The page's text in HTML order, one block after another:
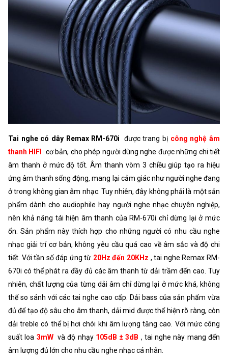
Tai nghe có dây Remax RM-670i được trang bị công nghệ âm
thanh HIFI cơ bản, cho phép người dùng nghe được những chi tiết
âm thanh ở mức độ tốt. Âm thanh vòm 3 chiều giúp tạo ra hiệu
ứng âm thanh sống động, mang lại cảm giác như người nghe đang
ở trong không gian âm nhạc. Tuy nhiên, đây không phải là một sản
phẩm dành cho audiophile hay người nghe nhạc chuyên nghiệp,
nên khả năng tái hiện âm thanh của RM-670i chỉ dừng lại ở mức
ổn. Sản phẩm này thích hợp cho những người có nhu cầu nghe
nhạc giải trí cơ bản, không yêu cầu quá cao về âm sắc và độ chi
tiết. Với tần số đáp ứng từ 20Hz đến 20KHz , tai nghe Remax RM-
670i có thể phát ra đầy đủ các âm thanh từ dải trầm đến cao. Tuy
nhiên, chất lượng của từng dải âm chỉ dừng lại ở mức khá, không
thể so sánh với các tai nghe cao cấp. Dải bass của sản phẩm vừa
đủ để tạo độ sâu cho âm thanh, dải mid được thể hiện rõ ràng, còn
dải treble có thể bị hơi chói khi âm lượng tăng cao. Với mức công
suất loa 3mW và độ nhạy 105dB ± 3dB , tai nghe này mang đến
âm lượng đủ lớn cho nhu cầu nghe nhạc cá nhân.